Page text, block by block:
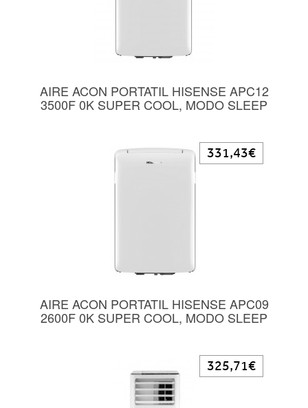
AIRE ACON PORTATIL HISENSE APC12
3500F 0K SUPER COOL, MODO SLEEP
AIRE ACON PORTATIL HISENSE APC09
2600F 0K SUPER COOL, MODO SLEEP
331,43€
325,71€